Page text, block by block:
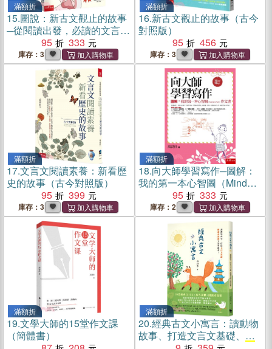
滿額折
15.圖說：新古文觀止的故事
─從閱讀出發，必讀的文言文
經典故事（隨書附贈：經典
原文(文言文+注釋) (節選)、
素養學習單等QR Code）
95 333
庫存：3
滿額折
16.新古文觀止的故事（古今
對照版）
95
456
庫存：3
滿額折
17.文言文閱讀素養：新看歷
史的故事（古今對照版）
95
399
庫存：3
滿額折
18.向大師學習寫作─圖解：
我的第一本心智圖（Mind
Map）作文書
95 333
庫存：2
滿額折
19.文學大師的15堂作文課
（簡體書）
滿額折
20.經典古文小寓言：讀動物
故事、打造文言文基礎、閱